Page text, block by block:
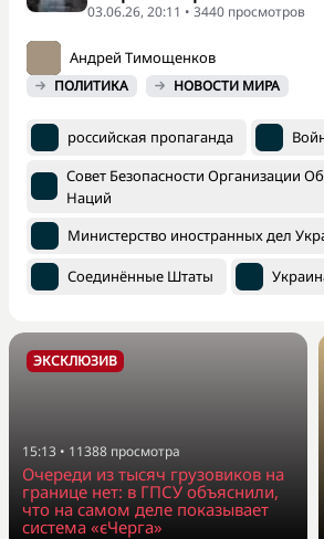
03.06.26, 20:11 • 3440 просмотров
Андрей Тимощенков
ПОЛИТИКА НОВОСТИ МИРА
российская пропаганда
Совет Безопасности Организации
Наций
Министерство иностранных дел
Соединённые Штаты
ЭКСКЛЮЗИВ
15:13 • 11388 просмотра
Очереди из тысяч грузовиков на
границе нет: в ГПСУ объяснили,
что на самом деле показывает
система «єЧерга»